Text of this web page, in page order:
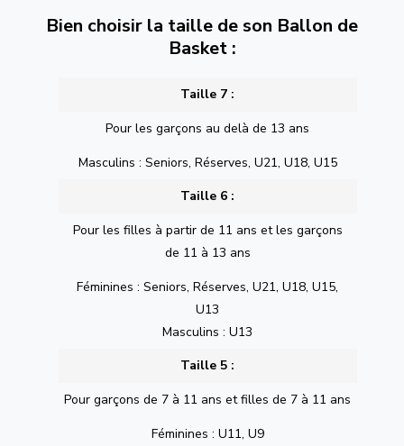
Bien choisir la taille de son Ballon de
Basket :
Taille 7 :
Pour les garçons au delà de 13 ans
Masculins : Seniors, Réserves, U21, U18, U15
Taille 6 :
Pour les filles à partir de 11 ans et les garçons
de 11 à 13 ans
Féminines : Seniors, Réserves, U21, U18, U15,
U13
Masculins : U13
Taille 5 :
Pour garçons de 7 à 11 ans et filles de 7 à 11 ans
Féminines : U11, U9